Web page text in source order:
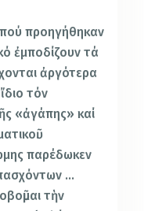
προηγήθηκαν
ἐμποδίζουν τά
ἀργότερα
τόν
«ἀγάπης» καί
παρέδωκεν
…
τὴν